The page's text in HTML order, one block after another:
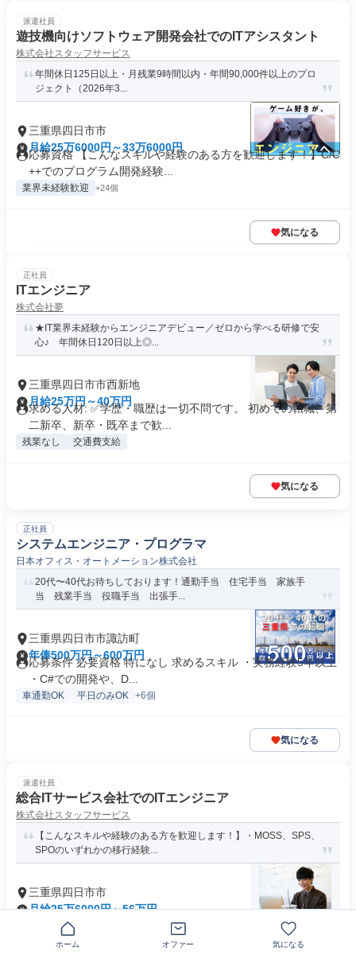
派遣社員
遊技機向けソフトウェア開発会社でのITアシスタント
株式会社スタッフサービス
年間休日125日以上・月残業9時間以内・年間90,000件以上のプロ
ジェクト（2026年3...
三重県四日市市
月給25万6000円～33万6000円
応募資格 【こんなスキルや経験のある方を歓迎します！】C/C
++でのプログラム開発経験...
業界未経験歓迎 +24個
気になる
正社員
ITエンジニア
株式会社夢
★IT業界未経験からエンジニアデビュー／ゼロから学べる研修で安
心♪ 年間休日120日以上◎...
三重県四日市市西新地
月給25万円～40万円
求める人材: ✅学歴・職歴は一切不問です。 初めての転職、第
二新卒、新卒・既卒まで歓...
残業なし 交通費支給
気になる
正社員
システムエンジニア・プログラマ
日本オフィス・オートメーション株式会社
20代〜40代お待ちしております！通勤手当 住宅手当 家族手
当 残業手当 役職手当 出張手...
三重県四日市市諏訪町
年俸500万円～600万円
応募条件 必要資格 特になし 求めるスキル ・実務経験5年以上
・C#での開発や、D...
車通勤OK 平日のみOK +6個
気になる
派遣社員
総合ITサービス会社でのITエンジニア
株式会社スタッフサービス
【こんなスキルや経験のある方を歓迎します！】・MOSS、SPS、
SPOのいずれかの移行経験...
三重県四日市市
月給25万6000円～56万円
MOSS、SPS、SPOのいず...
業界未経験歓迎
ホーム オファー 気になる